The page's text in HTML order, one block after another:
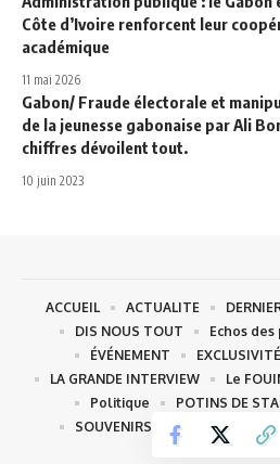
Côte d’Ivoire renforcent leur
académique
11 mai 2026
Gabon/ Fraude électorale et
de la jeunesse gabonaise par Ali
chiffres dévoilent tout.
10 juin 2023
ACCUEIL ACTUALITE
DIS NOUS TOUT
Echos
ÉVÉNEMENT
EXCLUSIVITÉ
LA GRANDE INTERVIEW
Le
Politique
POTINS DE
SOUVENIRS- SOUVENIRS